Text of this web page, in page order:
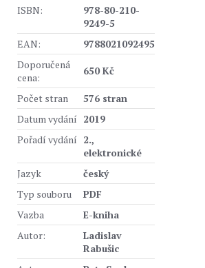
ISBN:
978-80-210-
9249-5
EAN:
9788021092495
Doporučená
cena:
650 Kč
Počet stran
576 stran
Datum vydání 2019
Pořadí vydání 2.,
elektronické
Jazyk
český
Typ souboru
PDF
Vazba
E-kniha
Autor:
Ladislav
Rabušic